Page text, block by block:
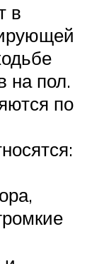
в
на пол.
по